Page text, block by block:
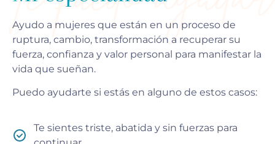
Ayudo a mujeres que están en un proceso de
ruptura, cambio, transformación a recuperar su
fuerza, confianza y valor personal para manifestar la
vida que sueñan.
Puedo ayudarte si estás en alguno de estos casos:
Te sientes triste, abatida y sin fuerzas para